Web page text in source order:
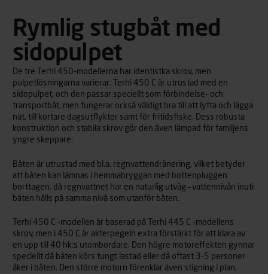
Rymlig stugbåt med
sidopulpet
De tre Terhi 450-modellerna har identistka skrov, men
pulpetlösningarna varierar. Terhi 450 C är utrustad med en
sidopulpet, och den passar speciellt som förbindelse- och
transportbåt, men fungerar också väldigt bra till att lyfta och lägga
nät, till kortare dagsutflykter samt för fritidsfiske. Dess robusta
konstruktion och stabila skrov gör den även lämpad för familjens
yngre skeppare.
Båten är utrustad med bl.a. regnvattendränering, vilket betyder
att båten kan lämnas i hemmabryggan med bottenpluggen
borttagen, då regnvattnet har en naturlig utväg – vattennivån inuti
båten hålls på samma nivå som utanför båten.
Terhi 450 C -modellen är baserad på Terhi 445 C -modellens
skrov, men i 450 C är akterpegeln extra förstärkt för att klara av
en upp till 40 hk:s utombordare. Den högre motoreffekten gynnar
speciellt då båten körs tungt lastad eller då oftast 3-5 personer
åker i båten. Den större motorn förenklar även stigning i plan,